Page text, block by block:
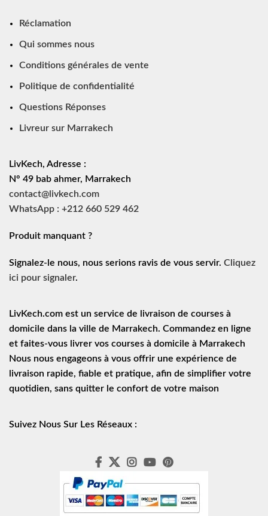
Réclamation
Qui sommes nous
Conditions générales de vente
Politique de confidentialité
Questions Réponses
Livreur sur Marrakech
LivKech, Adresse :
N° 49 bab ahmer, Marrakech
contact@livkech.com
WhatsApp : +212 660 529 462
Produit manquant ?
Signalez-le nous, nous serions ravis de vous servir. Cliquez
ici pour signaler.
LivKech.com est un service de
livraison de courses à
domicile dans la ville de Marrakech. Commandez en ligne
et faites-vous livrer vos courses à domicile à Marrakech
Nous nous engageons à vous offrir une expérience de
livraison rapide, fiable et pratique, afin de simplifier votre
quotidien, sans quitter le confort de votre maison
Suivez Nous Sur Les Réseaux :